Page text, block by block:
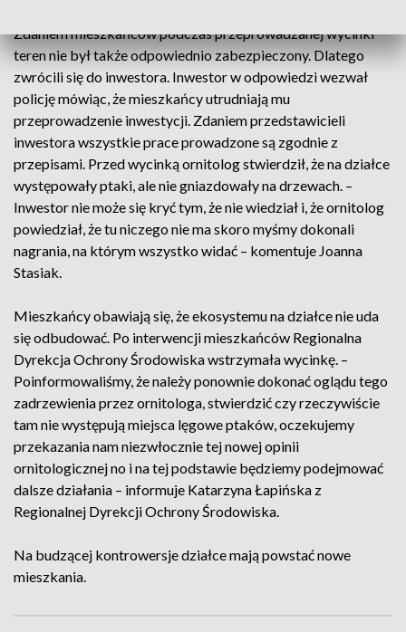
Zdaniem mieszkańców podczas przeprowadzanej wycinki
teren nie był także odpowiednio zabezpieczony. Dlatego
zwrócili się do inwestora. Inwestor w odpowiedzi wezwał
policję mówiąc, że mieszkańcy utrudniają mu
przeprowadzenie inwestycji. Zdaniem przedstawicieli
inwestora wszystkie prace prowadzone są zgodnie z
przepisami. Przed wycinką ornitolog stwierdził, że na działce
występowały ptaki, ale nie gniazdowały na drzewach. –
Inwestor nie może się kryć tym, że nie wiedział i, że ornitolog
powiedział, że tu niczego nie ma skoro myśmy dokonali
nagrania, na którym wszystko widać – komentuje Joanna
Stasiak.
Mieszkańcy obawiają się, że ekosystemu na działce nie uda
się odbudować. Po interwencji mieszkańców Regionalna
Dyrekcja Ochrony Środowiska wstrzymała wycinkę. –
Poinformowaliśmy, że należy ponownie dokonać oglądu tego
zadrzewienia przez ornitologa, stwierdzić czy rzeczywiście
tam nie występują miejsca lęgowe ptaków, oczekujemy
przekazania nam niezwłocznie tej nowej opinii
ornitologicznej no i na tej podstawie będziemy podejmować
dalsze działania – informuje Katarzyna Łapińska z
Regionalnej Dyrekcji Ochrony Środowiska.
Na budzącej kontrowersje działce mają powstać nowe
mieszkania.